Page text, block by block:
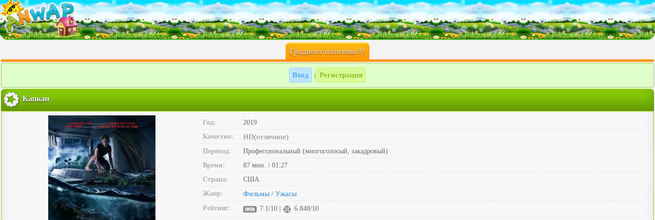
Градиент позитива!!!
Вход Регистрация
Капкан
Год:
2019
Качество:
HD(отличное)
Перевод:
Профессиональный (многоголосый, закадровый)
Время:
87 мин. / 01:27
Страна:
США
Жанр:
Фильмы / Ужасы
Рейтинг: 7.1/10 | 6.848/10